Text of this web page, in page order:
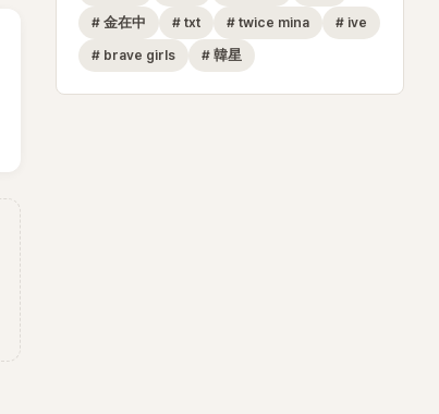
# 金在中 # txt # twice mina # ive
# brave girls # 韓星